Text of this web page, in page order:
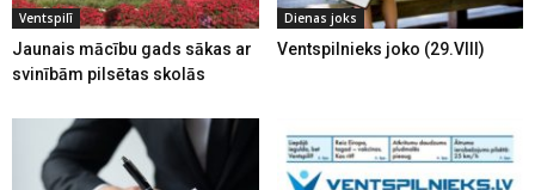
Ventspilī
Jaunais mācību gads sākas ar
svinībām pilsētas skolās
Dienas joks
Ventspilnieks joko (29.VIII)